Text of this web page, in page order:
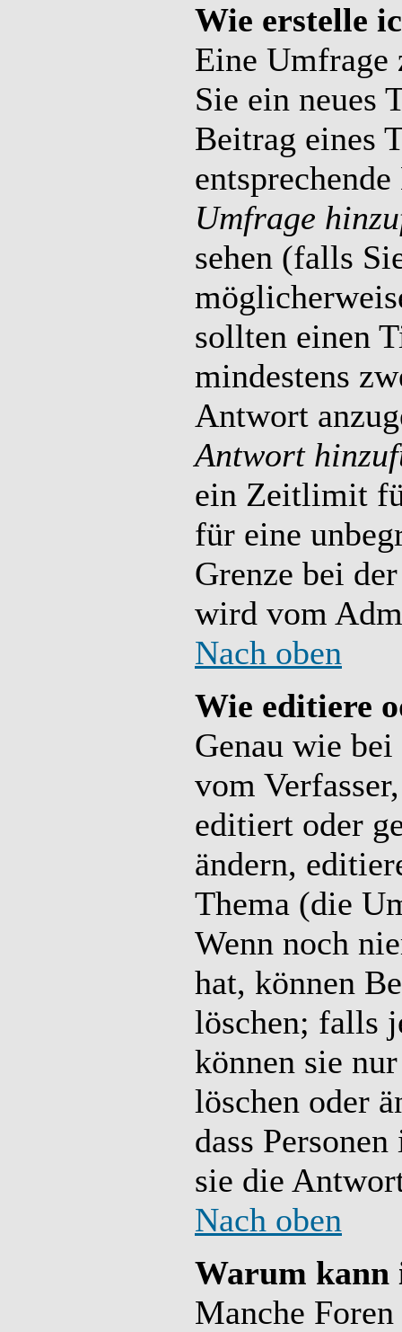
Wie erstelle
Eine Umfrage
Sie ein neues
Beitrag eines
Umfrage
sehen (falls
sollten einen
mindestens
Antwort
Antwort
ein Zeitlimit
für eine
Grenze bei
wird vom
Nach oben
Wie editiere
Genau wie
vom
editiert oder
ändern,
Thema (die
Wenn noch
hat, können
löschen; falls
können sie
löschen oder
dass
sie die
Nach oben
Warum kann
Manche